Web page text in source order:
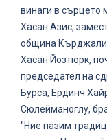
винаги в сърцето
Хасан Азис,
община
Хасан Йозтюрк,
председател на
Бурса, Ердинч
Сюлейманоглу,
"Ние пазим